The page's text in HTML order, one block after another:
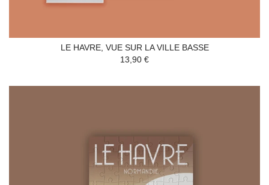
LE HAVRE, VUE SUR LA VILLE BASSE
13,90 €